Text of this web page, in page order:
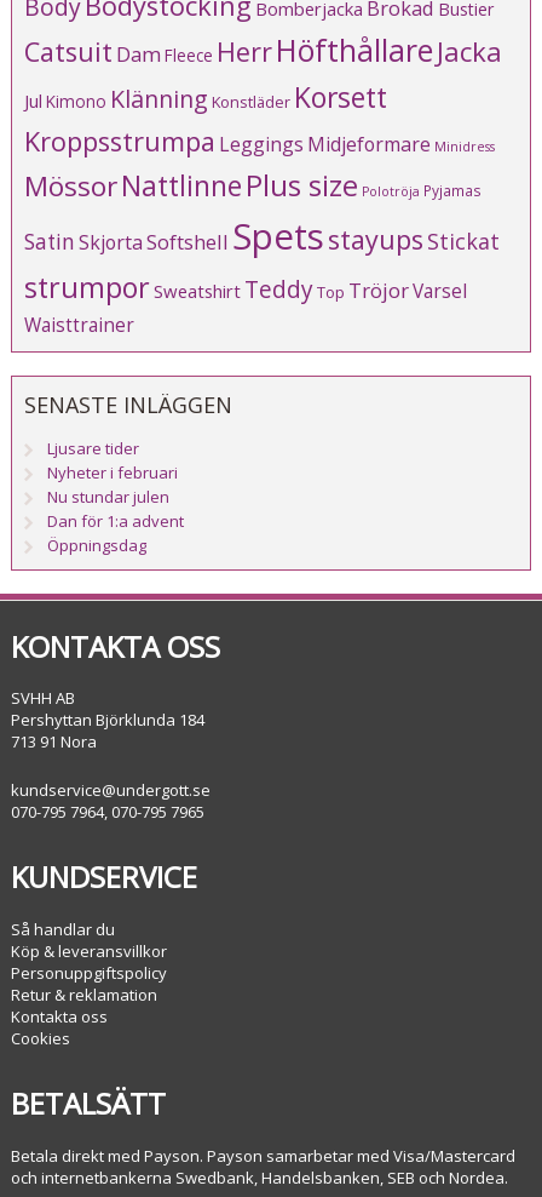
Bomberjacka Brokad Bustier
Catsuit Dam Fleece HerrHöfthållare Jacka
Jul Kimono Klänning Konstläder Korsett
Kroppsstrumpa Leggings Midjeformare Minidress
MössorNattlinnePlus size Polotröja Pyjamas
SatinSkjortaSoftshell Spetsstayups Stickat
strumporSweatshirt TeddyTop TröjorVarsel
Waisttrainer
SENASTE INLÄGGEN
Ljusare tider
Nyheter i februari
Nu stundar julen
Dan för 1:a advent
Öppningsdag
KONTAKTA OSS
SVHH AB
Pershyttan Björklunda 184
713 91 Nora
kundservice@undergott.se
070-795 7964, 070-795 7965
KUNDSERVICE
Så handlar du
Köp & leveransvillkor
Personuppgiftspolicy
Retur & reklamation
Kontakta oss
Cookies
BETALSÄTT
Betala direkt med Payson. Payson samarbetar med Visa/Mastercard
och internetbankerna Swedbank, Handelsbanken, SEB och Nordea.